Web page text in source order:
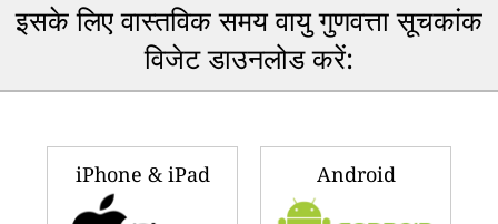
इसके लिए वास्तविक समय वायु गुणवत्ता सूचकांक
विजेट डाउनलोड करें:
iPhone & iPad Android